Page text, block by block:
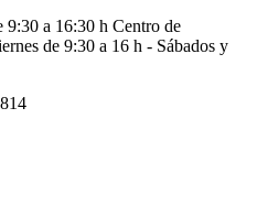
a 16:30 h Centro de
de 9:30 a 16 h - Sábados y